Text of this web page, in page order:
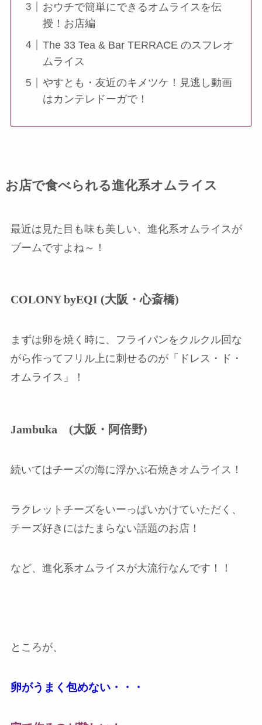
おウチで簡単にできるオムライスを伝
授！お店編
The 33 Tea & Bar TERRACE のスフレオ
ムライス
やすとも・友近のキメツケ！見逃し動画
はカンテレドーガで！
お店で食べられる進化系オムライス
最近は見た目も味も美しい、進化系オムライスが
ブームですよね～！
COLONY byEQI (大阪・心斎橋)
まずは卵を焼く時に、フライパンをクルクル回な
がら作ってフリル上に刺せるのが「ドレス・ド・
オムライス」！
Jambuka (大阪・阿倍野)
続いてはチーズの海に浮かぶ石焼きオムライス！
ラクレットチーズをいーっぱいかけていただく、
チーズ好きにはたまらない話題のお店！
など、進化系オムライスが大流行なんです！！
ところが、
卵がうまく包めない・・・